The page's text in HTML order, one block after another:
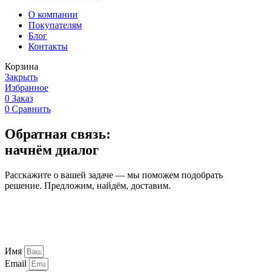
О компании
Покупателям
Блог
Контакты
Корзина
Закрыть
Избранное
0 Заказ
0 Сравнить
Обратная связь:
начнём диалог
Расскажите о вашей задаче — мы поможем подобрать
решение. Предложим, найдём, доставим.
Имя
Email